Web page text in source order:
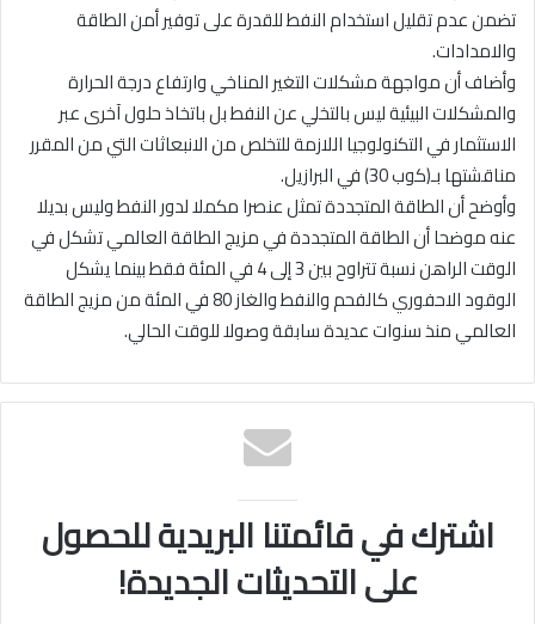
تضمن عدم تقليل استخدام النفط للقدرة على توفير أمن الطاقة
والامدادات.
وأضاف أن مواجهة مشكلات التغير المناخي وارتفاع درجة الحرارة
والمشكلات البيئية ليس بالتخلي عن النفط بل باتخاذ حلول آخرى عبر
الاستثمار في التكنولوجيا اللازمة للتخلص من الانبعاثات التي من المقرر
مناقشتها بـ(كوب 30) في البرازيل.
وأوضح أن الطاقة المتجددة تمثل عنصرا مكملا لدور النفط وليس بديلا
عنه موضحا أن الطاقة المتجددة في مزيج الطاقة العالمي تشكل في
الوقت الراهن نسبة تتراوح بين 3 إلى 4 في المئة فقط بينما يشكل
الوقود الاحفوري كالفحم والنفط والغاز 80 في المئة من مزيج الطاقة
العالمي منذ سنوات عديدة سابقة وصولا للوقت الحالي.
اشترك في قائمتنا البريدية للحصول
على التحديثات الجديدة!